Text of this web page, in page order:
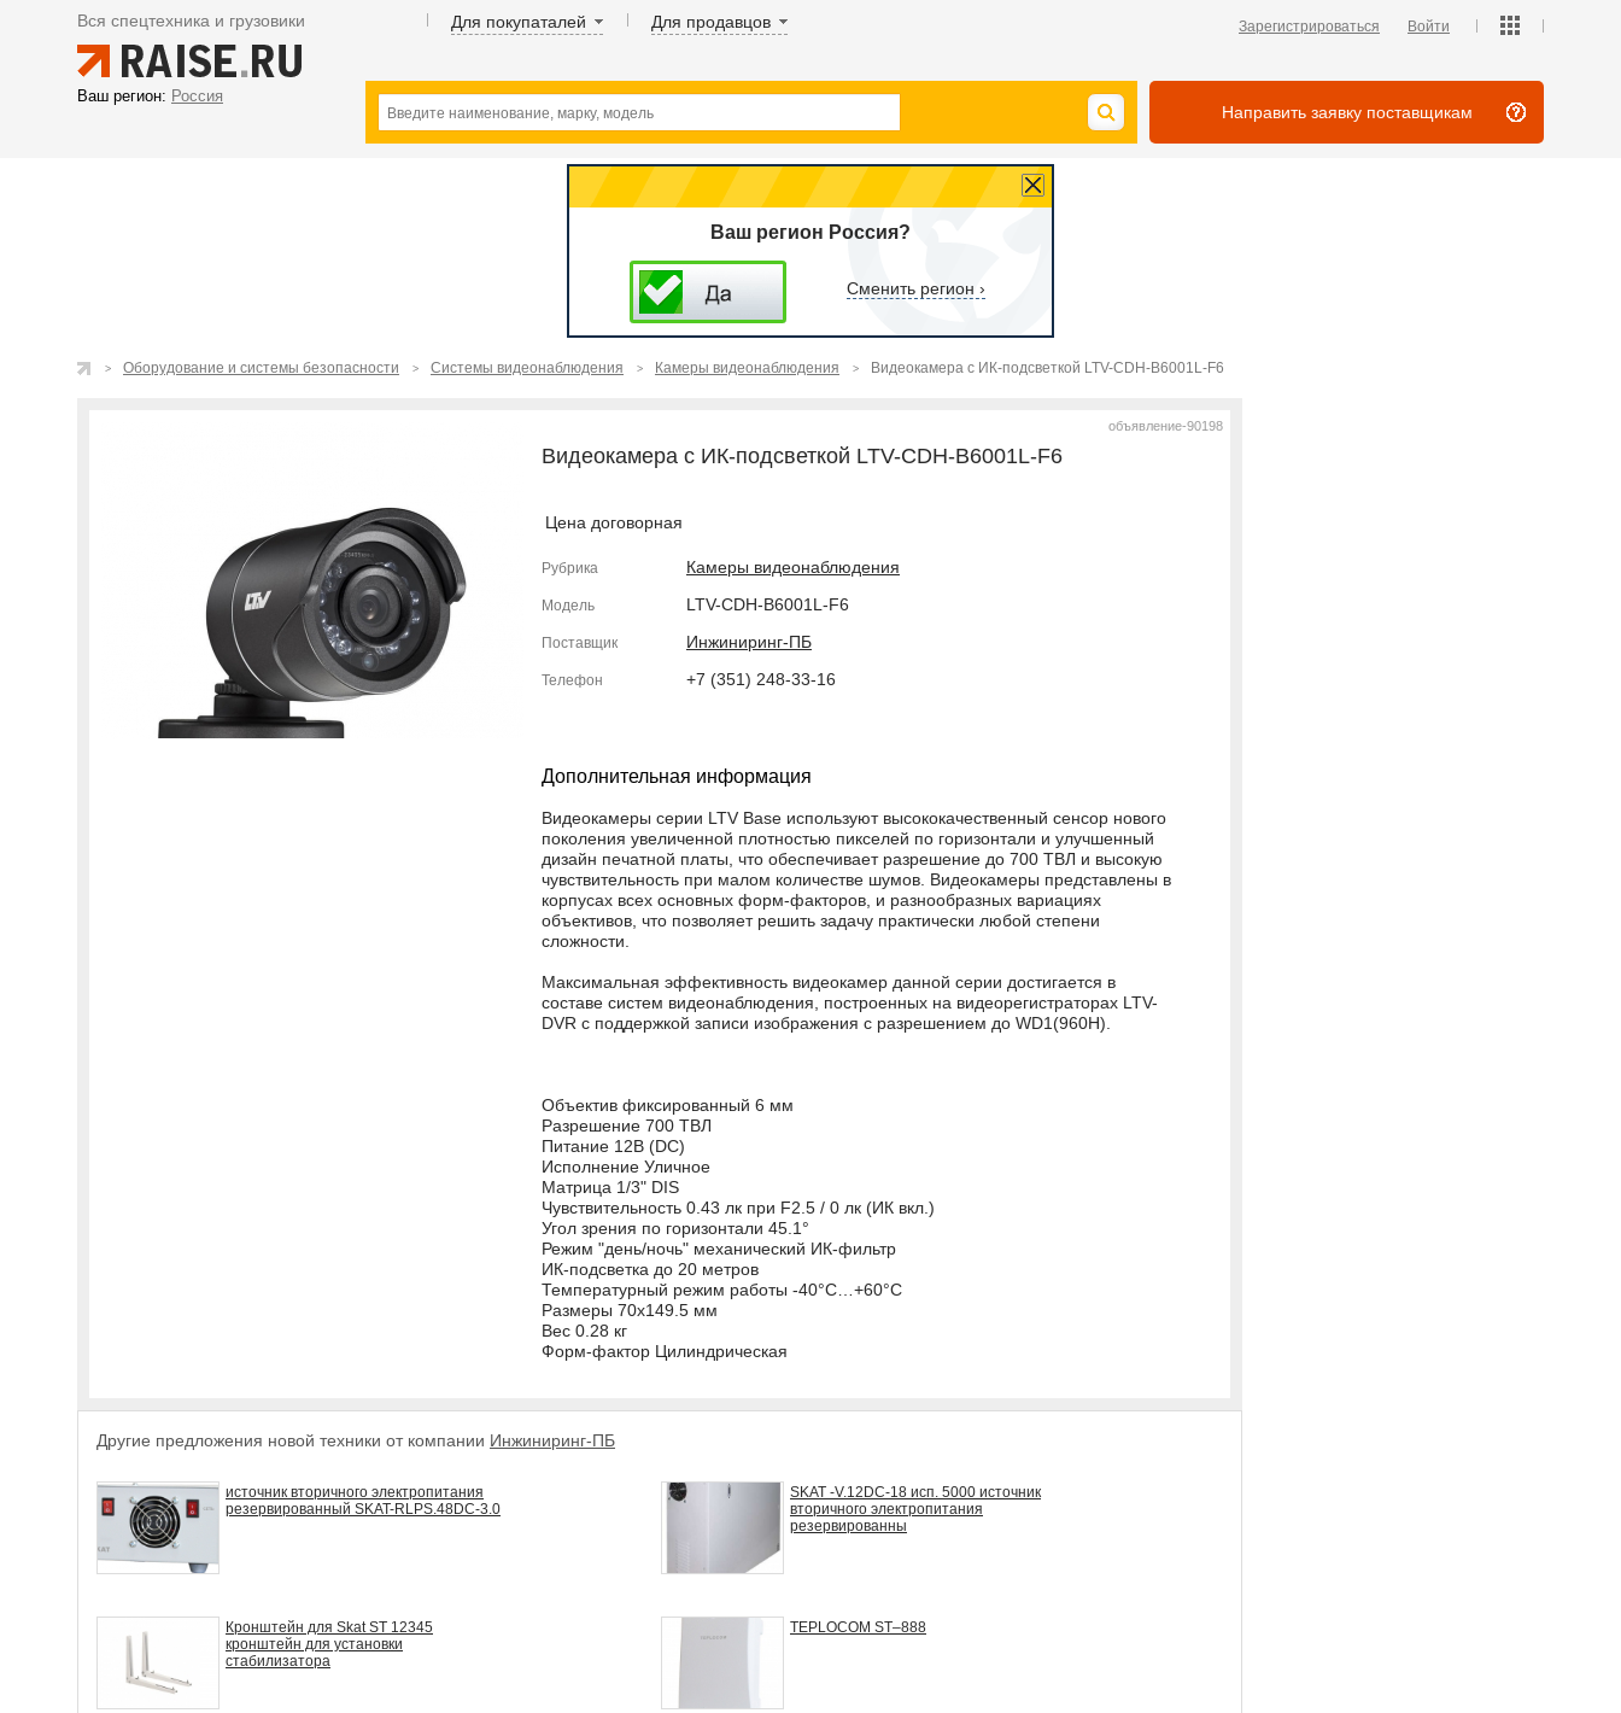
Вся спецтехника и грузовики Для покупаталей Для продавцов Зарегистрироваться Войти
Ваш регион: Россия
Направить заявку поставщикам
Ваш регион Россия?
Сменить регион ›
Оборудование и системы безопасности Системы видеонаблюдения Камеры видеонаблюдения Видеокамера с ИК-подсветкой LTV-CDH-B6001L-F6
Видеокамера с ИК-подсветкой LTV-CDH-B6001L-F6
Цена договорная
Рубрика Камеры видеонаблюдения
Модель LTV-CDH-B6001L-F6
Поставщик Инжиниринг-ПБ
Телефон +7 (351) 248-33-16
Дополнительная информация
Видеокамеры серии LTV Base используют высококачественный сенсор нового
поколения увеличенной плотностью пикселей по горизонтали и улучшенный
дизайн печатной платы, что обеспечивает разрешение до 700 ТВЛ и высокую
чувствительность при малом количестве шумов. Видеокамеры представлены в
корпусах всех основных форм-факторов, и разнообразных вариациях
объективов, что позволяет решить задачу практически любой степени
сложности.
Максимальная эффективность видеокамер данной серии достигается в
составе систем видеонаблюдения, построенных на видеорегистраторах LTV-
DVR с поддержкой записи изображения с разрешением до WD1(960H).
Объектив фиксированный 6 мм
Разрешение 700 ТВЛ
Питание 12В (DC)
Исполнение Уличное
Матрица 1/3" DIS
Чувствительность 0.43 лк при F2.5 / 0 лк (ИК вкл.)
Угол зрения по горизонтали 45.1°
Режим "день/ночь" механический ИК-фильтр
ИК-подсветка до 20 метров
Температурный режим работы -40°C…+60°C
Размеры 70х149.5 мм
Вес 0.28 кг
Форм-фактор Цилиндрическая
объявление-90198
Другие предложения новой техники от компании Инжиниринг-ПБ
источник вторичного электропитания
резервированный SKAT-RLPS.48DC-3.0
SKAT -V.12DC-18 исп. 5000 источник
вторичного электропитания
резервированны
Кронштейн для Skat ST 12345
кронштейн для установки
стабилизатора
TEPLOCOM ST–888